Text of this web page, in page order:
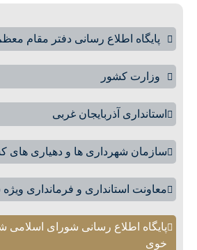
پایگاه اطلاع رسانی دفتر مقام
وزارت کشور
استانداری آذربایجان غربی
سازمان شهرداری ها و دهیاری های
معاونت استانداری و فرمانداری
پایگاه اطلاع رسانی شورای اسلامی
خوی